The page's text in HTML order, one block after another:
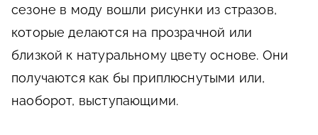
сезоне в моду вошли рисунки из стразов,
которые делаются на прозрачной или
близкой к натуральному цвету основе. Они
получаются как бы приплюснутыми или,
наоборот, выступающими.